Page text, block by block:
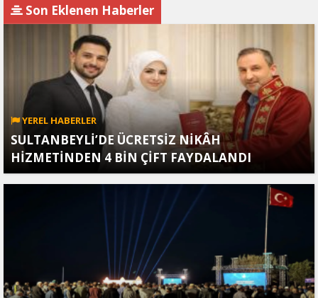
Son Eklenen Haberler
YEREL HABERLER
SULTANBEYLİ’DE ÜCRETSİZ NİKÂH
HİZMETİNDEN 4 BİN ÇİFT FAYDALANDI